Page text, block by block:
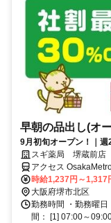
早朝の品出し(オ
9月初旬オープン！｜
割ありスギ薬局 堺蔵前店
アクセス
OsakaMetro御堂筋
歩約26分
時給1,237円～1,317
大阪府堺市北区
勤務時間 ・勤務曜
間： [1] 07:00～